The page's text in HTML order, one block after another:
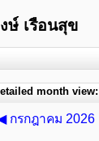
ษ์ เรือนสุข
month view:
กรกฎาคม 2026